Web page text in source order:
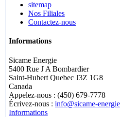
sitemap
Nos Filiales
Contactez-nous
Informations
Sicame Energie
5400 Rue J A Bombardier
Saint-Hubert Quebec J3Z 1G8
Canada
Appelez-nous :(450) 679-7778
Écrivez-nous :info@sicame-
Informations